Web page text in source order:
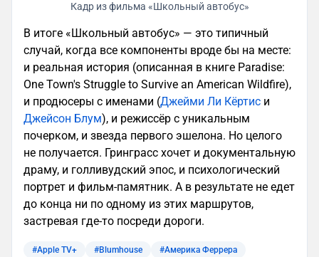
Кадр из фильма «Школьный автобус»
В итоге «Школьный автобус» — это типичный
случай, когда все компоненты вроде бы на месте:
и реальная история (описанная в книге Paradise:
One Town's Struggle to Survive an American Wildfire),
и продюсеры с именами (Джейми Ли Кёртис и
Джейсон Блум), и режиссёр с уникальным
почерком, и звезда первого эшелона. Но целого
не получается. Гринграсс хочет и документальную
драму, и голливудский эпос, и психологический
портрет и фильм-памятник. А в результате не едет
до конца ни по одному из этих маршрутов,
застревая где-то посреди дороги.
#Apple TV+ #Blumhouse
#Америка Феррера